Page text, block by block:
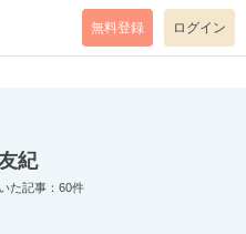
mode=return level=notice
無料登録 ログイン
紀
た記事：60件